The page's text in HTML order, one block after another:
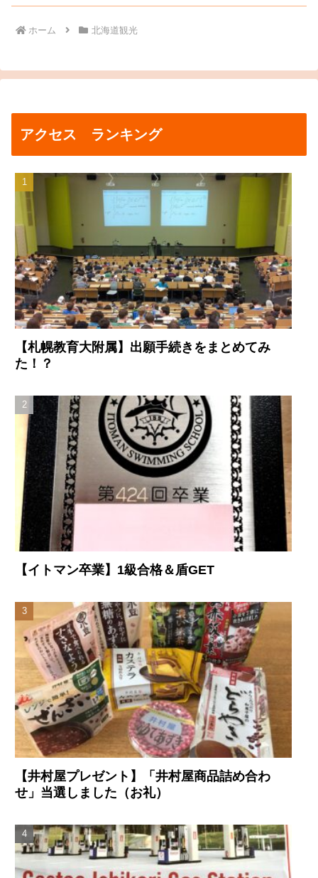
ホーム 北海道観光
アクセス ランキング
【札幌教育大附属】出願手続きをまとめてみ
た！？
【イトマン卒業】1級合格＆盾GET
【井村屋プレゼント】「井村屋商品詰め合わ
せ」当選しました（お礼）